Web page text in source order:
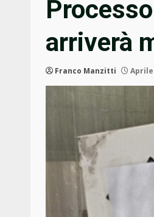
arriverà
Franco Manzitti Aprile